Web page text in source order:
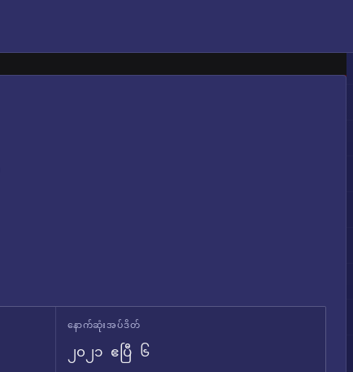
နောက်ဆုံးအပ်ဒိတ်
၂၀၂၁ ဧပြီ ၆